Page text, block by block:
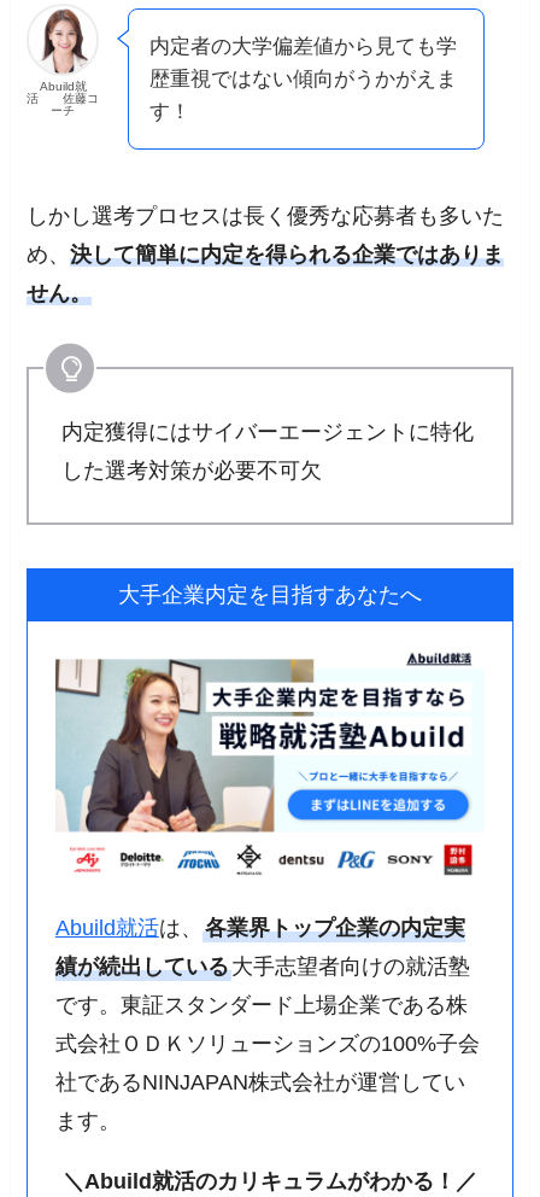
Abuild就
活 佐藤コ
ーチ
内定者の大学偏差値から見ても学
歴重視ではない傾向がうかがえま
す！
しかし選考プロセスは長く優秀な応募者も多いた
め、決して簡単に内定を得られる企業ではありま
せん。
内定獲得にはサイバーエージェントに特化
した選考対策が必要不可欠
大手企業内定を目指すあなたへ
Abuild就活は、 各業界トップ企業の内定実
績が続出している大手志望者向けの就活塾
です。東証スタンダード上場企業である株
式会社ＯＤＫソリューションズの100%子会
社であるNINJAPAN株式会社が運営してい
ます。
＼Abuild就活のカリキュラムがわかる！／